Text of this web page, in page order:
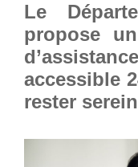
Le
propose
accessible
rester